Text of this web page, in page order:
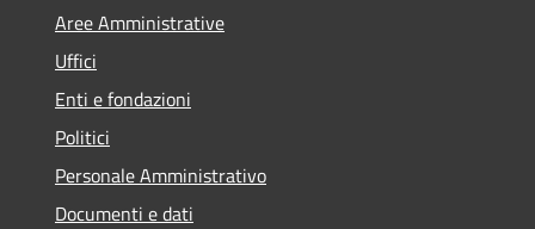
Aree Amministrative
Uffici
Enti e fondazioni
Politici
Personale Amministrativo
Documenti e dati